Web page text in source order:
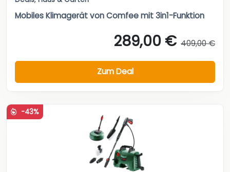
Mobiles Klimagerät von Comfee mit 3in1-Funktion
289,00 € 409,00 €
Zum Deal
-43%